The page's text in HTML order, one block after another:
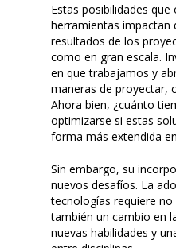
Estas posibilidades que
herramientas impactan
resultados de los
como en gran escala.
en que trabajamos y
maneras de proyectar,
Ahora bien, ¿cuánto
optimizarse si estas
forma más extendida
Sin embargo, su
nuevos desafíos. La
tecnologías requiere
también un cambio en
nuevas habilidades y